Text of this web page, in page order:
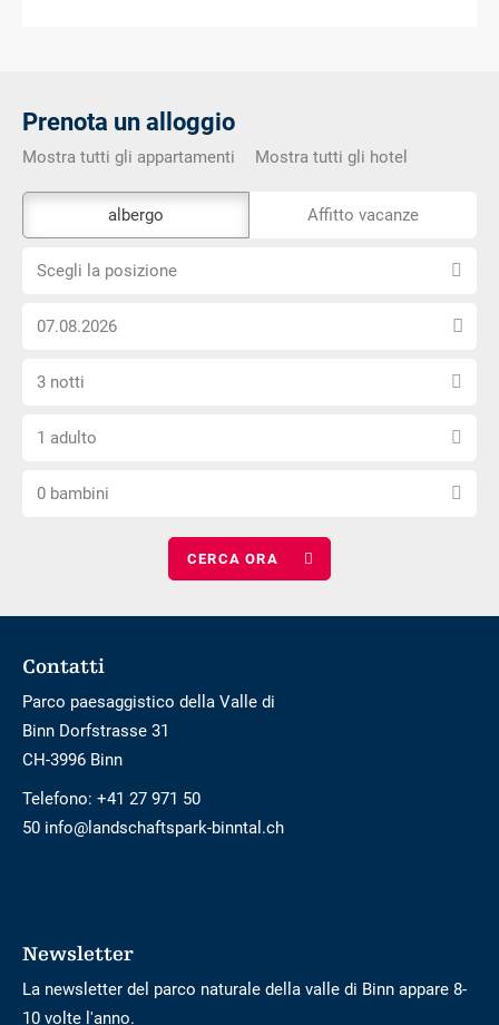
Prenota un alloggio
Mostra tutti gli appartamenti Mostra tutti gli hotel
strumento
esterno
albergo Affitto vacanze
Scegli
posizione
Scegli la posizione
Scegli
data
arrivo
Seleziona
numero
notti
3 notti
Scegli
numero
1 adulto
Scegli
0 bambini
Footer
Contatti
Parco paesaggistico della Valle di
Binn Dorfstrasse 31
CH-3996 Binn
Telefono: +41 27 971 50
50 info@landschaftspark-binntal.ch
Newsletter
La newsletter del parco naturale della valle di Binn appare 8-
10 volte l'anno.